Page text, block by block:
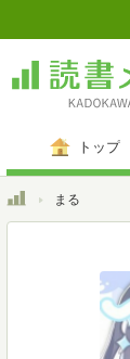
トップ
トップまる